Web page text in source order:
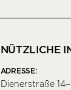
NÜTZLICHE
ADRESSE:
Dienerstraße